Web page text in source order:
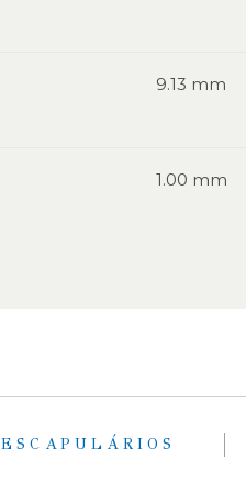
9.13 mm
1.00 mm
ESCAPULÁRIOS